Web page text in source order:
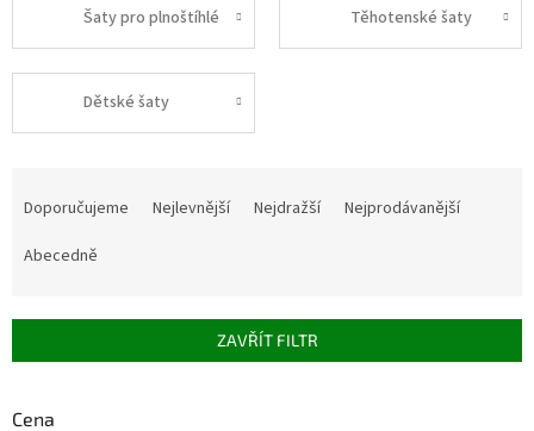
Šaty pro plnoštíhlé Těhotenské šaty
Dětské šaty
r
d
Doporučujeme Nejlevnější Nejdražší
Nejprodávanější
Abecedně
ZAVŘÍT FILTR
Cena